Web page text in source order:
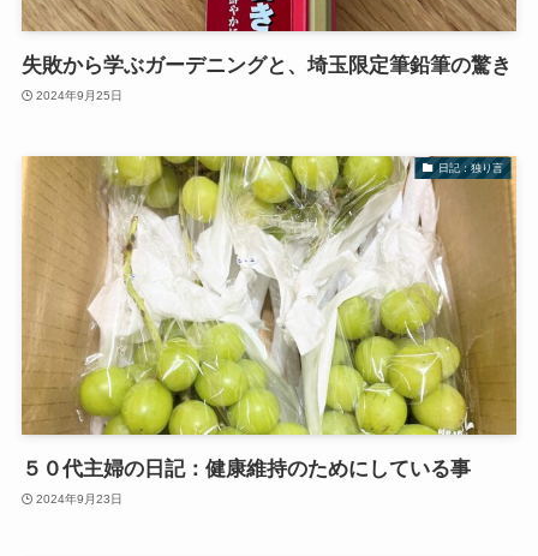
失敗から学ぶガーデニングと、埼玉限定筆鉛筆の驚き
2024年9月25日
日記：独り言
５０代主婦の日記：健康維持のためにしている事
2024年9月23日